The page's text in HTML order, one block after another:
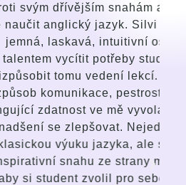
snahám a pokusům
jazyk. Silvi je bystrá,
intuitivní osoba s
potřeby studenta a
vedení lekcí. Baví mne
pestrost lekcí, a
ve mě vyvolat zájem a
Nejedná se o
jazyka, ale silnou a
ze strany mentorky,
zvolil pro sebe nejvíc